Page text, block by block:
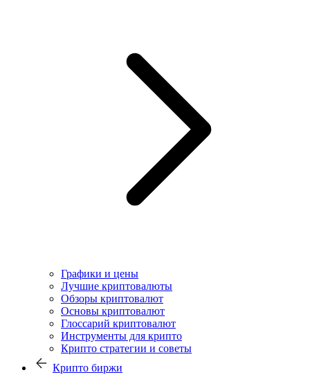
Графики и цены
Лучшие криптовалюты
Обзоры криптовалют
Основы криптовалют
Глоссарий криптовалют
Инструменты для крипто
Крипто стратегии и советы
Крипто биржи